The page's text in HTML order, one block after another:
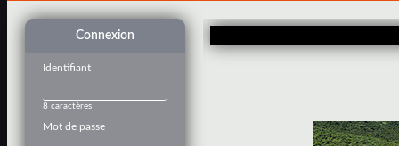
Connexion
Identifiant
8 caractères
Mot de passe